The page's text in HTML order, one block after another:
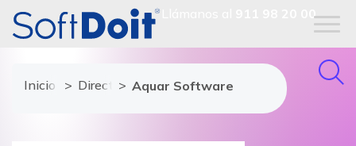
911 98 20 00
Inicio Directorio de proveedores
Aquar Software